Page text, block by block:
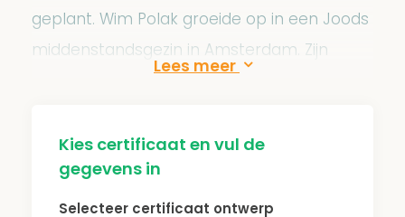
geplant. Wim Polak groeide op in een Joods
middenstandsgezin in Amsterdam. Zijn
ouders werden tijdens de Tweede
ondergedoken in Twente. Hij zat in het
verzet als medewerker bij de illegale krant
Het Parool. Na de oorlog was hij journalist bij
Kies certificaat en vul de
gegevens in
Selecteer certificaat ontwerp